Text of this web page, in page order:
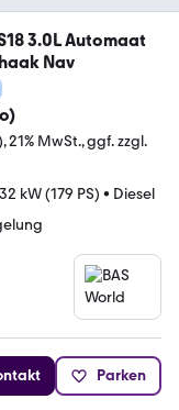
3.0L Automaat
Nav
21% MwSt. ggf. zzgl.
kW (179 PS) • Diesel
Parken